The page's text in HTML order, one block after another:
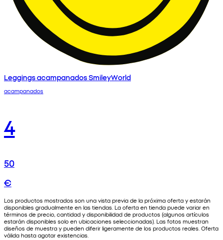
Leggings acampanados SmileyWorld
acampanados
4
50
€
Los productos mostrados son una vista previa de la próxima oferta y estarán
disponibles gradualmente en las tiendas. La oferta en tienda puede variar en
términos de precio, cantidad y disponibilidad de productos (algunos artículos
estarán disponibles solo en ubicaciones seleccionadas). Las fotos muestran
diseños de muestra y pueden diferir ligeramente de los productos reales. Oferta
válida hasta agotar existencias.